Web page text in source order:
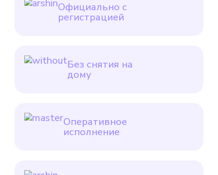
Официально с
регистрацией
Без снятия на
дому
Оперативное
исполнение